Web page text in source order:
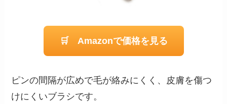
🛒 Amazonで価格を見る
ピンの間隔が広めで毛が絡みにくく、皮膚を傷つ
けにくいブラシです。